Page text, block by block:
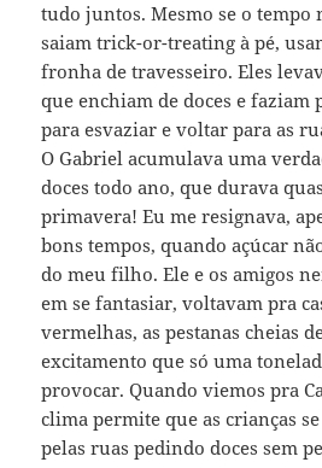
tudo juntos. Mesmo se o tempo
saiam trick-or-treating à pé,
fronha de travesseiro. Eles
que enchiam de doces e faziam
para esvaziar e voltar para as
O Gabriel acumulava uma
doces todo ano, que durava
primavera! Eu me resignava,
bons tempos, quando açúcar
do meu filho. Ele e os amigos
em se fantasiar, voltavam pra
vermelhas, as pestanas cheias
excitamento que só uma
provocar. Quando viemos pra
clima permite que as crianças
pelas ruas pedindo doces sem